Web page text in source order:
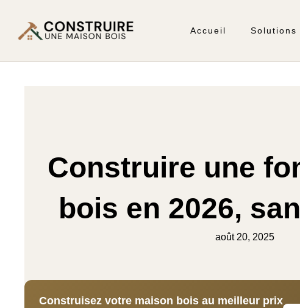
Accueil Solutions
Construire une
bois en 2026,
août 20, 2025
Construisez votre maison bois au meilleur prix